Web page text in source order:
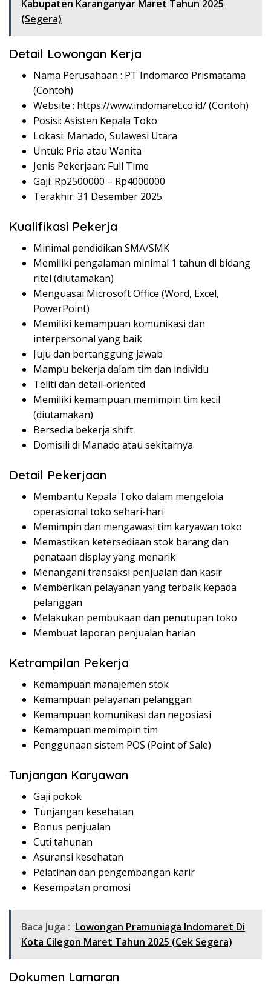
Kabupaten Karanganyar Maret Tahun 2025
(Segera)
Detail Lowongan Kerja
Nama Perusahaan : PT Indomarco Prismatama
(Contoh)
Website : https://www.indomaret.co.id/ (Contoh)
Posisi: Asisten Kepala Toko
Lokasi: Manado, Sulawesi Utara
Untuk: Pria atau Wanita
Jenis Pekerjaan: Full Time
Gaji: Rp2500000 – Rp4000000
Terakhir: 31 Desember 2025
Kualifikasi Pekerja
Minimal pendidikan SMA/SMK
Memiliki pengalaman minimal 1 tahun di bidang
ritel (diutamakan)
Menguasai Microsoft Office (Word, Excel,
PowerPoint)
Memiliki kemampuan komunikasi dan
interpersonal yang baik
Juju dan bertanggung jawab
Mampu bekerja dalam tim dan individu
Teliti dan detail-oriented
Memiliki kemampuan memimpin tim kecil
(diutamakan)
Bersedia bekerja shift
Domisili di Manado atau sekitarnya
Detail Pekerjaan
Membantu Kepala Toko dalam mengelola
operasional toko sehari-hari
Memimpin dan mengawasi tim karyawan toko
Memastikan ketersediaan stok barang dan
penataan display yang menarik
Menangani transaksi penjualan dan kasir
Memberikan pelayanan yang terbaik kepada
pelanggan
Melakukan pembukaan dan penutupan toko
Membuat laporan penjualan harian
Ketrampilan Pekerja
Kemampuan manajemen stok
Kemampuan pelayanan pelanggan
Kemampuan komunikasi dan negosiasi
Kemampuan memimpin tim
Penggunaan sistem POS (Point of Sale)
Tunjangan Karyawan
Gaji pokok
Tunjangan kesehatan
Bonus penjualan
Cuti tahunan
Asuransi kesehatan
Pelatihan dan pengembangan karir
Kesempatan promosi
Baca Juga : Lowongan Pramuniaga Indomaret Di
Kota Cilegon Maret Tahun 2025 (Cek Segera)
Dokumen Lamaran